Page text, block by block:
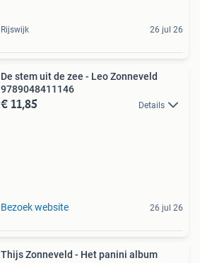
Rijswijk 26 jul 26
De stem uit de zee - Leo Zonneveld
9789048411146
€ 11,85 Details
Bezoek website 26 jul 26
Thijs Zonneveld - Het panini album